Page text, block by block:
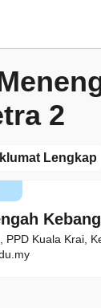
2
Lengkap
PPD Kuala Krai,